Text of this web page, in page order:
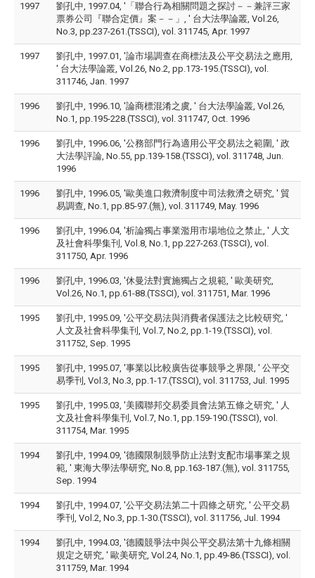
1997
劉孔中, 1997.04, '「聯合行為相關問題之探討－－兼評三家
票券公司『聯合定價』案－－」, ' 台大法學論叢, Vol.26,
No.3, pp.237-261.(TSSCI), vol. 311745, Apr. 1997
1997
劉孔中, 1997.01, '論市場調查在商標法及公平交易法之應用,
' 台大法學論叢, Vol.26, No.2, pp.173-195.(TSSCI), vol.
311746, Jan. 1997
1996
劉孔中, 1996.10, '論商標混淆之虞, ' 台大法學論叢, Vol.26,
No.1, pp.195-228.(TSSCI), vol. 311747, Oct. 1996
1996
劉孔中, 1996.06, '公務部門行為適用公平交易法之範圍, ' 政
大法學評論, No.55, pp.139-158.(TSSCI), vol. 311748, Jun.
1996
1996
劉孔中, 1996.05, '歐美進口救濟制度中司法救濟之研究, ' 貿
易調查, No.1, pp.85-97.(無), vol. 311749, May. 1996
1996
劉孔中, 1996.04, '析論獨占事業濫用市場地位之禁止, ' 人文
及社會科學集刊, Vol.8, No.1, pp.227-263.(TSSCI), vol.
311750, Apr. 1996
1996
劉孔中, 1996.03, '休曼法對實施獨占之規範, ' 歐美研究,
Vol.26, No.1, pp.61-88.(TSSCI), vol. 311751, Mar. 1996
1995
劉孔中, 1995.09, '公平交易法與消費者保護法之比較研究, '
人文及社會科學集刊, Vol.7, No.2, pp.1-19.(TSSCI), vol.
311752, Sep. 1995
1995
劉孔中, 1995.07, '事業以比較廣告從事競爭之界限, ' 公平交
易季刊, Vol.3, No.3, pp.1-17.(TSSCI), vol. 311753, Jul. 1995
1995
劉孔中, 1995.03, '美國聯邦交易委員會法第五條之研究, ' 人
文及社會科學集刊, Vol.7, No.1, pp.159-190.(TSSCI), vol.
311754, Mar. 1995
1994
劉孔中, 1994.09, '德國限制競爭防止法對支配市場事業之規
範, ' 東海大學法學研究, No.8, pp.163-187.(無), vol. 311755,
Sep. 1994
1994
劉孔中, 1994.07, '公平交易法第二十四條之研究, ' 公平交易
季刊, Vol.2, No.3, pp.1-30.(TSSCI), vol. 311756, Jul. 1994
1994
劉孔中, 1994.03, '德國競爭法中與公平交易法第十九條相關
規定之研究, ' 歐美研究, Vol.24, No.1, pp.49-86.(TSSCI), vol.
311759, Mar. 1994